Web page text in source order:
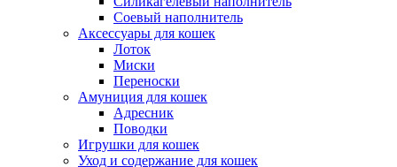
Соевый наполнитель
Аксессуары для кошек
Лоток
Миски
Переноски
Амуниция для кошек
Адресник
Поводки
Игрушки для кошек
Уход и содержание для кошек